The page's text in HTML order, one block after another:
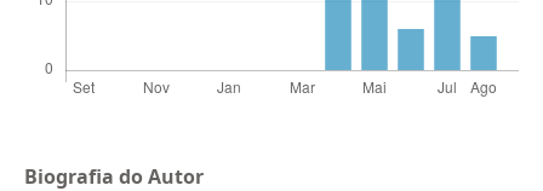
Biografia do Autor